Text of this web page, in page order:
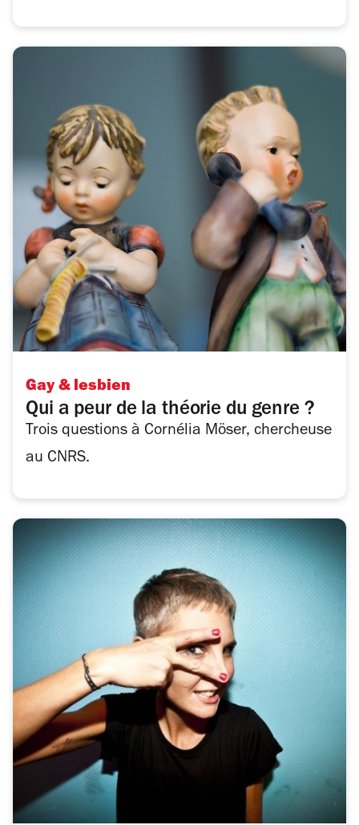
Gay & lesbien
Qui a peur de la théorie du genre ?
Trois questions à Cornélia Möser, chercheuse
au CNRS.